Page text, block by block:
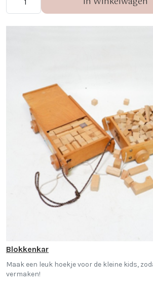
Blokkenkar
Maak een leuk hoekje voor de kleine kids,
vermaken!